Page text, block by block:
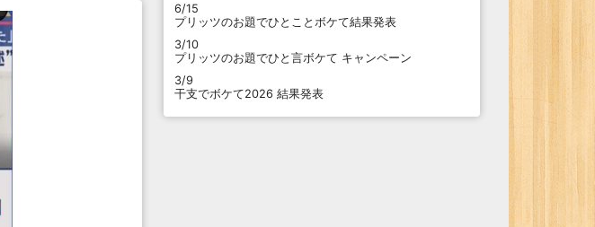
6/15
プリッツのお題でひとことボケて結果発表
3/10
プリッツのお題でひと言ボケて キャンペーン
3/9
干支でボケて2026 結果発表